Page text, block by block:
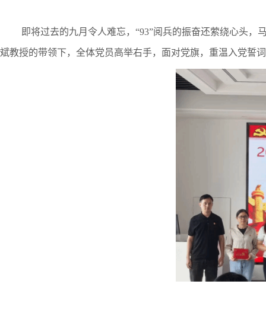
即将过去的九月令人难忘， “93”阅兵的振奋还萦绕心头，
斌教授的带领下，全体党员高举右手，面对党旗，重温入党誓